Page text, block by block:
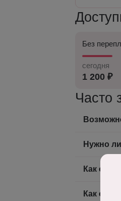
Без
сегодня
1 200 ₽
Часто
Нужно
Как
Как